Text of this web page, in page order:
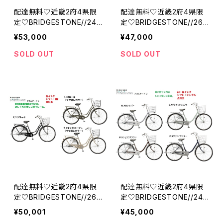
配達無料♡近畿2府4県限
定♡BRIDGESTONE//24・
26インチ//チェーン//３段//
点灯虫//カルーサ//ブリジス
トン
¥53,000
SOLD OUT
配達無料♡近畿2府4県限
定♡BRIDGESTONE//26
インチ//チェーン//シング
ル//点灯虫//プロムナード
C//ブリジストン
¥47,000
SOLD OUT
配達無料♡近畿2府4県限
定♡BRIDGESTONE//26
インチ//チェーン//３段//点
灯虫//プロムナードC//ブリ
¥50,001
配達無料♡近畿2府4県限
定♡BRIDGESTONE//24・
26インチ//チェーン//シング
ル//点灯虫//プロムナード
¥45,000